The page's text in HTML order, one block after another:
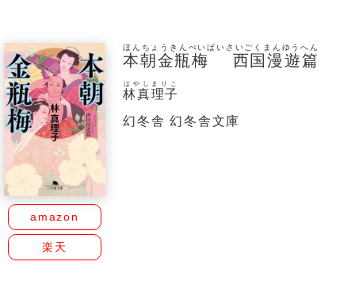
amazon
楽天
本朝金瓶梅 西国漫遊篇
ほんちょうきんぺいばいさいごくまんゆうへん
林真理子
はやしまりこ
幻冬舎 幻冬舎文庫